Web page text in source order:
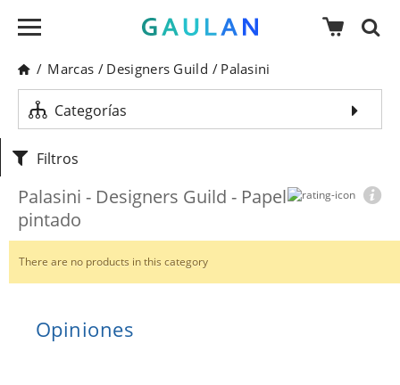
/ Marcas / Designers Guild / Palasini
Categorías
Filtros
Palasini - Designers Guild - Papel
pintado
There are no products in this category
Opiniones